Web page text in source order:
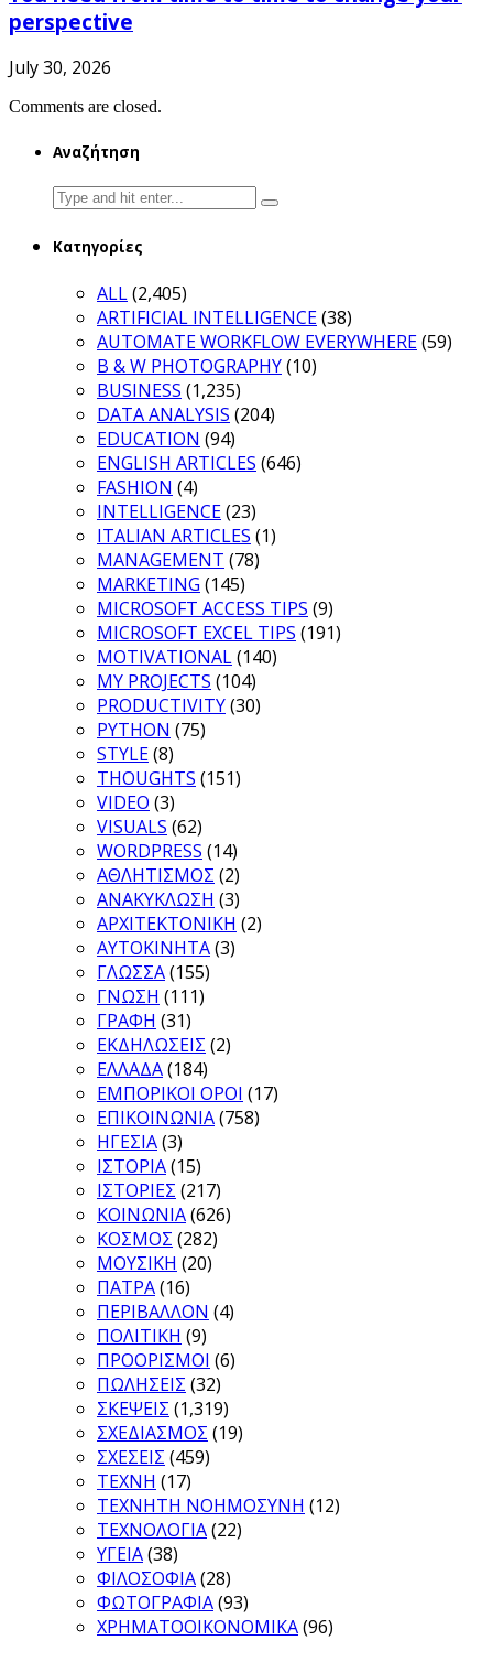
perspective
July 30, 2026
Comments are closed.
Αναζήτηση
Search
for:
Κατηγορίες
ALL(2,405)
ARTIFICIAL INTELLIGENCE(38)
AUTOMATE WORKFLOW EVERYWHERE(59)
B & W PHOTOGRAPHY(10)
BUSINESS (1,235)
DATA ANALYSIS (204)
EDUCATION (94)
ENGLISH ARTICLES (646)
FASHION (4)
INTELLIGENCE(23)
ITALIAN ARTICLES (1)
MANAGEMENT (78)
MARKETING (145)
MICROSOFT ACCESS TIPS (9)
MICROSOFT EXCEL TIPS (191)
MOTIVATIONAL(140)
MY PROJECTS (104)
PRODUCTIVITY(30)
PYTHON (75)
STYLE(8)
THOUGHTS (151)
VIDEO (3)
VISUALS (62)
WORDPRESS (14)
ΑΘΛΗΤΙΣΜΟΣ (2)
ΑΝΑΚΥΚΛΩΣΗ (3)
ΑΡΧΙΤΕΚΤΟΝΙΚΗ (2)
ΑΥΤΟΚΙΝΗΤΑ(3)
ΓΛΩΣΣΑ(155)
ΓΝΩΣΗ (111)
ΓΡΑΦΗ (31)
ΕΚΔΗΛΩΣΕΙΣ (2)
ΕΛΛΑΔΑ(184)
ΕΜΠΟΡΙΚΟΙ ΟΡΟΙ (17)
ΕΠΙΚΟΙΝΩΝΙΑ(758)
ΗΓΕΣΙΑ(3)
ΙΣΤΟΡΙΑ(15)
ΙΣΤΟΡΙΕΣ (217)
ΚΟΙΝΩΝΙΑ(626)
ΚΟΣΜΟΣ (282)
ΜΟΥΣΙΚΗ (20)
ΠΑΤΡΑ(16)
ΠΕΡΙΒΑΛΛΟΝ (4)
ΠΟΛΙΤΙΚΗ (9)
ΠΡΟΟΡΙΣΜΟΙ (6)
ΠΩΛΗΣΕΙΣ (32)
ΣΚΕΨΕΙΣ (1,319)
ΣΧΕΔΙΑΣΜΟΣ (19)
ΣΧΕΣΕΙΣ (459)
ΤΕΧΝΗ (17)
ΤΕΧΝΗΤΗ ΝΟΗΜΟΣΥΝΗ (12)
ΤΕΧΝΟΛΟΓΙΑ(22)
ΥΓΕΙΑ(38)
ΦΙΛΟΣΟΦΙΑ(28)
ΦΩΤΟΓΡΑΦΙΑ(93)
ΧΡΗΜΑΤΟΟΙΚΟΝΟΜΙΚΑ(96)